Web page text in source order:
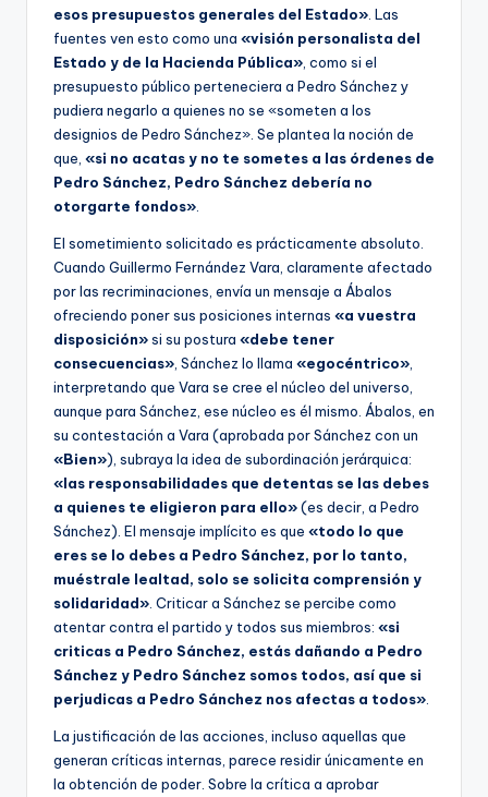
esos presupuestos generales del Estado» . Las
fuentes ven esto como una «visión personalista del
Estado y de la Hacienda Pública» , como si el
presupuesto público perteneciera a Pedro Sánchez y
pudiera negarlo a quienes no se «someten a los
designios de Pedro Sánchez». Se plantea la noción de
que, «si no acatas y no te sometes a las órdenes de
Pedro Sánchez, Pedro Sánchez debería no
otorgarte fondos»
El sometimiento solicitado es prácticamente absoluto.
Cuando Guillermo Fernández Vara, claramente afectado
por las recriminaciones, envía un mensaje a Ábalos
ofreciendo poner sus posiciones internas «a vuestra
disposición»si su postura «debe tener
consecuencias» , Sánchez lo llama «egocéntrico»
interpretando que Vara se cree el núcleo del universo,
aunque para Sánchez, ese núcleo es él mismo. Ábalos, en
su contestación a Vara (aprobada por Sánchez con un
«Bien»), subraya la idea de subordinación jerárquica:
«las responsabilidades que detentas se las debes
a quienes te eligieron para ello»(es decir, a Pedro
Sánchez). El mensaje implícito es que «todo lo que
eres se lo debes a Pedro Sánchez, por lo tanto,
muéstrale lealtad, solo se solicita comprensión y
solidaridad» . Criticar a Sánchez se percibe como
atentar contra el partido y todos sus miembros: «si
criticas a Pedro Sánchez, estás dañando a Pedro
Sánchez y Pedro Sánchez somos todos, así que si
perjudicas a Pedro Sánchez nos afectas a todos»
La justificación de las acciones, incluso aquellas que
generan críticas internas, parece residir únicamente en
la obtención de poder. Sobre la crítica a aprobar